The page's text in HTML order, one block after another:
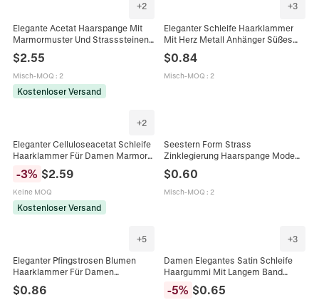
+2
Elegante Acetat Haarspange Mit
Marmormuster Und Strasssteinen
Für Damen Alltag Büro Dating
$2.55
Misch-MOQ : 2
Kostenloser Versand
+3
Eleganter Schleife Haarklammer
Mit Herz Metall Anhänger Süßes
Für Damen Täglich Haarschmuck
$0.84
Misch-MOQ : 2
+2
Eleganter Celluloseacetat Schleife
Haarklammer Für Damen Marmor
Textur Shark Clip Mode
Haarschmuck Für Den Alltag
-3% $2.59
Keine MOQ
Kostenloser Versand
Seestern Form Strass
Zinklegierung Haarspange Mode
Funkelnde Seitenclip Für Damen
Täglich Dating Strand
Haarschmuck
$0.60
Misch-MOQ : 2
+5
Eleganter Pfingstrosen Blumen
Haarklammer Für Damen
Handgefertigte Florale
Entenschnabel-Clip Mode
$0.86
+3
Damen Elegantes Satin Schleife
Haargummi Mit Langem Band
Süßes Plissiertes Haarseil
Elastisches Haarband Für Den
-5% $0.65